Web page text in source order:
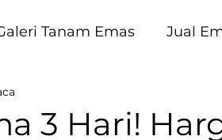
Tanam Emas Jual
3 Hari!